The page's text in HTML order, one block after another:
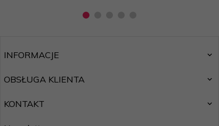
INFORMACJE
OBSŁUGA KLIENTA
KONTAKT